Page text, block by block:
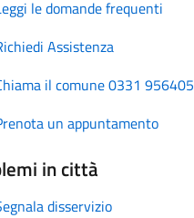
le domande frequenti
Assistenza
il comune 0331 956405
un appuntamento
in città
disservizio